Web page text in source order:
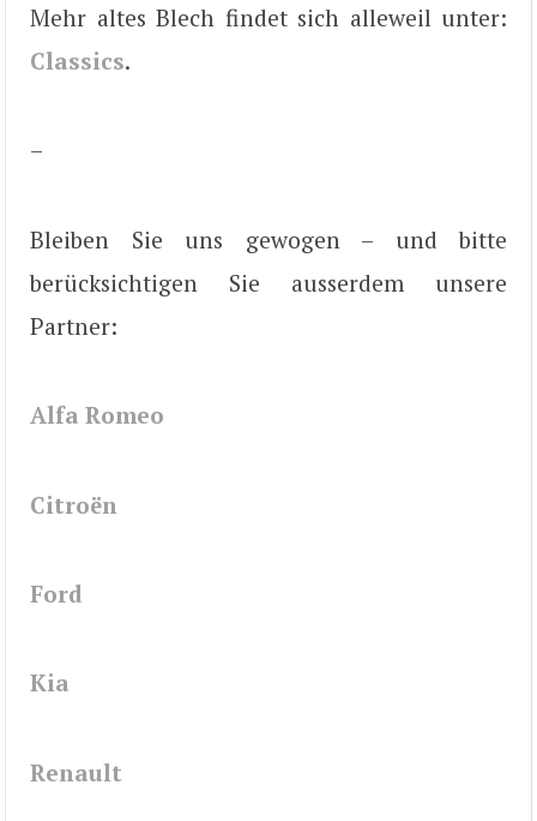
Mehr altes Blech findet sich alleweil unter:
Classics.
–
Bleiben Sie uns gewogen – und bitte
berücksichtigen Sie ausserdem unsere
Partner:
Alfa Romeo
Citroën
Ford
Kia
Renault